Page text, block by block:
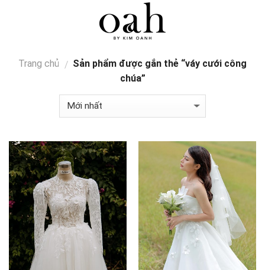
Trang chủ / Sản phẩm được gắn thẻ “váy cưới công
chúa”